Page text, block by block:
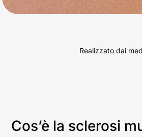
Realizzato dai
Cos’è la sclerosi